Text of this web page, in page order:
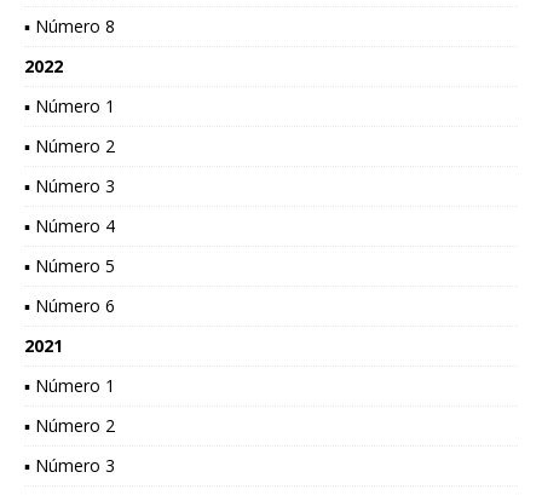
▪ Número 8
2022
▪ Número 1
▪ Número 2
▪ Número 3
▪ Número 4
▪ Número 5
▪ Número 6
2021
▪ Número 1
▪ Número 2
▪ Número 3